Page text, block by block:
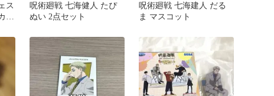
ス
ー
呪術廻戦 七海健人 たぴ
ぬい 2点セット
呪術廻戦 七海建人 だる
ま マスコット